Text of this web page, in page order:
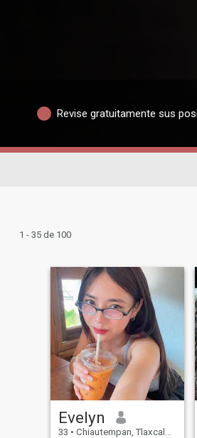
Revise gratuitamente sus
1 - 35 de 100
Evelyn
33 • Chiautempan, Tlaxcala, México